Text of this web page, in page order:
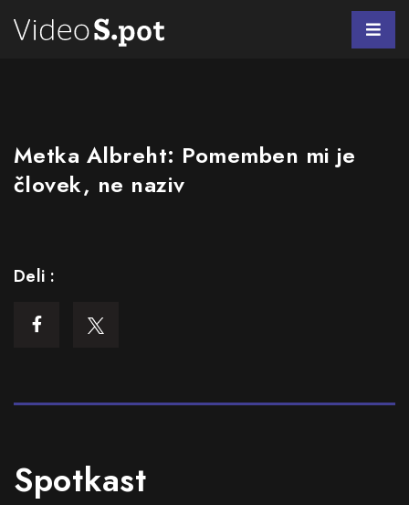
Metka Albreht: Pomemben mi je
človek, ne naziv
Deli :
Spotkast